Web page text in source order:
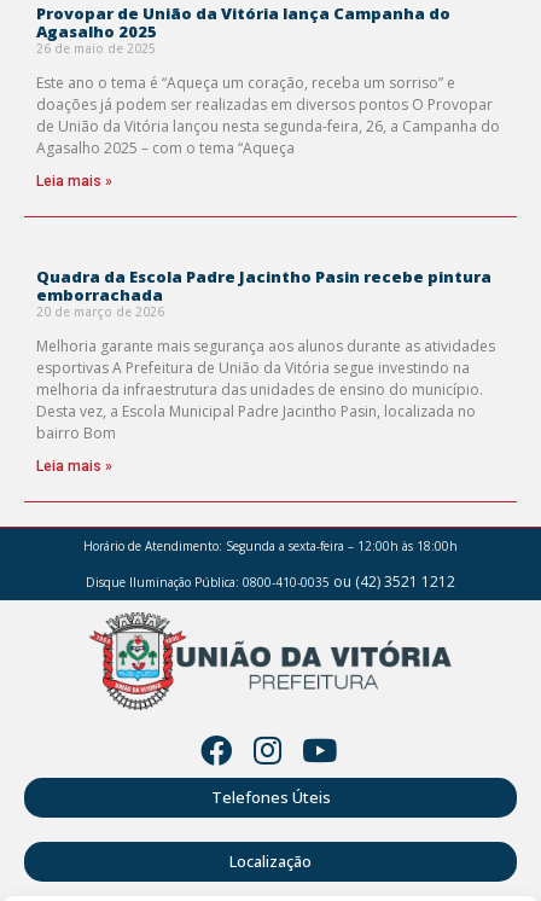
Provopar de União da Vitória lança Campanha do
Agasalho 2025
26 de maio de 2025
Este ano o tema é “Aqueça um coração, receba um sorriso” e
doações já podem ser realizadas em diversos pontos O Provopar
de União da Vitória lançou nesta segunda-feira, 26, a Campanha do
Agasalho 2025 – com o tema “Aqueça
Leia mais »
Quadra da Escola Padre Jacintho Pasin recebe pintura
emborrachada
20 de março de 2026
Melhoria garante mais segurança aos alunos durante as atividades
esportivas A Prefeitura de União da Vitória segue investindo na
melhoria da infraestrutura das unidades de ensino do município.
Desta vez, a Escola Municipal Padre Jacintho Pasin, localizada no
bairro Bom
Leia mais »
Horário de Atendimento: Segunda a sexta-feira – 12:00h às 18:00h
Disque Iluminação Pública: 0800-410-0035 ou (42) 3521 1212
Telefones Úteis
Localização